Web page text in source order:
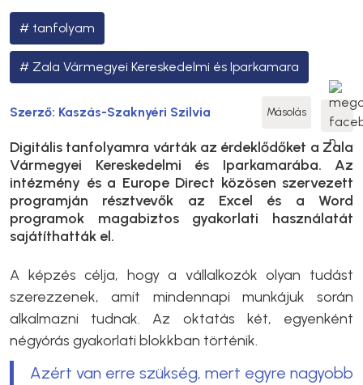
tanfolyam
Zala Vármegyei Kereskedelmi és Iparkamara
Szerző: Kaszás-Szaknyéri Szilvia Másolás
Digitális tanfolyamra várták az érdeklődőket a Zala
Vármegyei Kereskedelmi és Iparkamarába. Az
intézmény és a Europe Direct közösen szervezett
programján résztvevők az Excel és a Word
programok magabiztos gyakorlati használatát
sajátíthatták el.
A képzés célja, hogy a vállalkozók olyan tudást
szerezzenek, amit mindennapi munkájuk során
alkalmazni tudnak. Az oktatás két, egyenként
négyórás gyakorlati blokkban történik.
Azért van erre szükség, mert egyre nagyobb